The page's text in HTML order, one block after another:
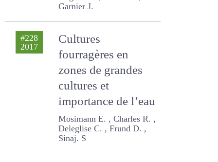
Anglade J. , Billen G. ,
Garnier J.
#228
2017
Cultures
fourragères en
zones de grandes
cultures et
importance de
l’eau
Mosimann E. , Charles R. ,
Deleglise C. , Frund D. ,